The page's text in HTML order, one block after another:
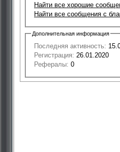
Найти все хорошие
Найти все сообщения с
Дополнительная информация
Последняя активность:
Регистрация: 26.01.2020
Рефералы: 0